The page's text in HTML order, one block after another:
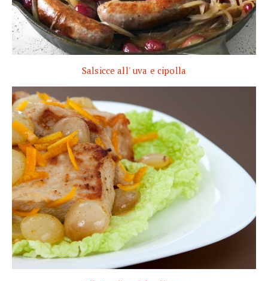
Salsicce all' uva e cipolla